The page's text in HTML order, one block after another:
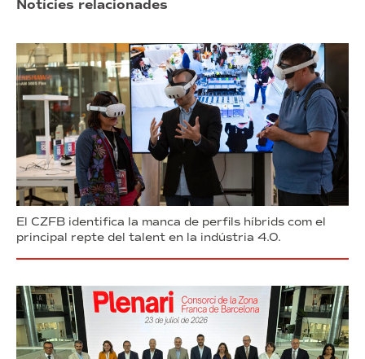
Notícies relacionades
El CZFB identifica la manca de perfils híbrids com el
principal repte del talent en la indústria 4.0.